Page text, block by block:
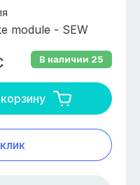
module - SEW
В наличии 25